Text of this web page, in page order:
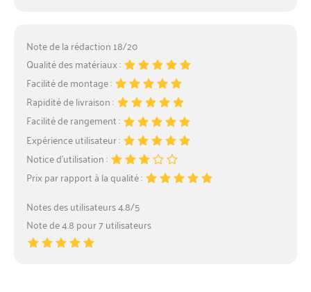
Note de la rédaction 18/20
Qualité des matériaux :
Facilité de montage :
Rapidité de livraison :
Facilité de rangement :
Expérience utilisateur :
Notice d’utilisation :
Prix par rapport à la qualité :
Notes des utilisateurs 4.8/5
Note de 4.8 pour 7 utilisateurs